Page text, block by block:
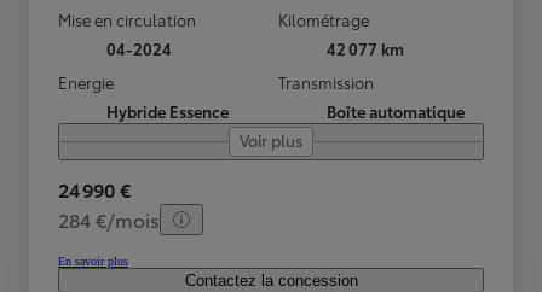
Mise en circulation
04-2024
Kilométrage
42 077 km
Energie
Hybride Essence
Transmission
Boîte automatique
Voir plus
24 990 €
284 €/mois
En savoir plus
Contactez la concession